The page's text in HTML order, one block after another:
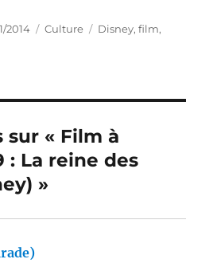
2014 Catégories
Culture Étiquettes
Disney,film,
sur « Film à
: La reine des
»